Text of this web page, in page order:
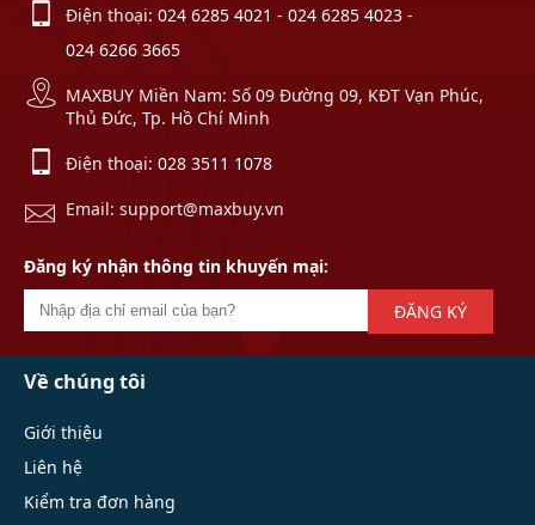
Điện thoại: 024 6285 4021 - 024 6285 4023 -
024 6266 3665
MAXBUY Miền Nam: Số 09 Đường 09, KĐT Vạn Phúc,
Thủ Đức, Tp. Hồ Chí Minh
Điện thoại: 028 3511 1078
Email: support@maxbuy.vn
Đăng ký nhận thông tin khuyến mại:
ĐĂNG KÝ
Về chúng tôi
Giới thiệu
Liên hệ
Kiểm tra đơn hàng